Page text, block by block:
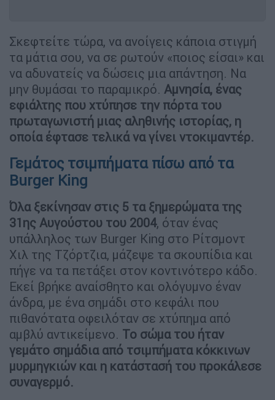
Σκεφτείτε τώρα, να ανοίγεις κάποια στιγμή
τα μάτια σου, να σε ρωτούν «ποιος είσαι» και
να αδυνατείς να δώσεις μια απάντηση. Να
μην θυμάσαι το παραμικρό. Αμνησία, ένας
εφιάλτης που χτύπησε την πόρτα του
πρωταγωνιστή μιας αληθινής ιστορίας, η
οποία έφτασε τελικά να γίνει ντοκιμαντέρ.
Γεμάτος τσιμπήματα πίσω από τα
Burger King
Όλα ξεκίνησαν στις 5 τα ξημερώματα της
31ης Αυγούστου του 2004, όταν ένας
υπάλληλος των Burger King στο Ρίτσμοντ
Χιλ της Τζόρτζια, μάζεψε τα σκουπίδια και
πήγε να τα πετάξει στον κοντινότερο κάδο.
Εκεί βρήκε αναίσθητο και ολόγυμνο έναν
άνδρα, με ένα σημάδι στο κεφάλι που
πιθανότατα οφειλόταν σε χτύπημα από
αμβλύ αντικείμενο. Το σώμα του ήταν
γεμάτο σημάδια από τσιμπήματα κόκκινων
μυρμηγκιών και η κατάστασή του προκάλεσε
συναγερμό.